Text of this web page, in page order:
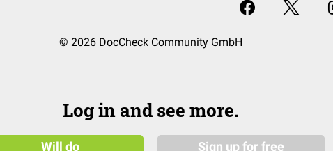
© 2026 DocCheck Community GmbH
Log in and see more.
Will do Sign up for free